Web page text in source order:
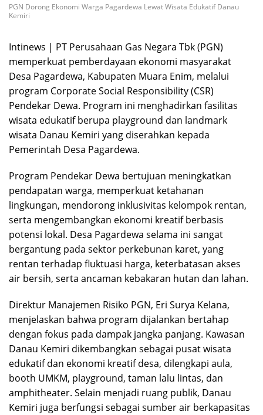
PGN Dorong Ekonomi Warga Pagardewa Lewat Wisata Edukatif Danau
Kemiri
Intinews | PT Perusahaan Gas Negara Tbk (PGN)
memperkuat pemberdayaan ekonomi masyarakat
Desa Pagardewa, Kabupaten Muara Enim, melalui
program Corporate Social Responsibility (CSR)
Pendekar Dewa. Program ini menghadirkan fasilitas
wisata edukatif berupa playground dan landmark
wisata Danau Kemiri yang diserahkan kepada
Pemerintah Desa Pagardewa.
Program Pendekar Dewa bertujuan meningkatkan
pendapatan warga, memperkuat ketahanan
lingkungan, mendorong inklusivitas kelompok rentan,
serta mengembangkan ekonomi kreatif berbasis
potensi lokal. Desa Pagardewa selama ini sangat
bergantung pada sektor perkebunan karet, yang
rentan terhadap fluktuasi harga, keterbatasan akses
air bersih, serta ancaman kebakaran hutan dan lahan.
Direktur Manajemen Risiko PGN, Eri Surya Kelana,
menjelaskan bahwa program dijalankan bertahap
dengan fokus pada dampak jangka panjang. Kawasan
Danau Kemiri dikembangkan sebagai pusat wisata
edukatif dan ekonomi kreatif desa, dilengkapi aula,
booth UMKM, playground, taman lalu lintas, dan
amphitheater. Selain menjadi ruang publik, Danau
Kemiri juga berfungsi sebagai sumber air berkapasitas